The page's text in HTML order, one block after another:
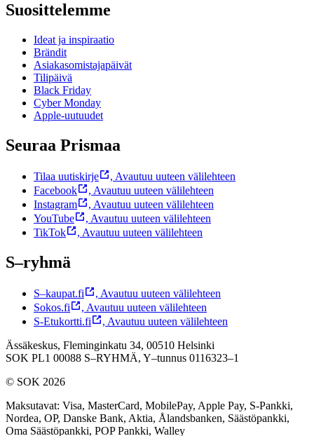
Suosittelemme
Ideat ja inspiraatio
Brändit
Asiakasomistajapäivät
Tilipäivä
Black Friday
Cyber Monday
Apple-uutuudet
Seuraa Prismaa
Tilaa uutiskirje , Avautuu uuteen välilehteen
Facebook
, Avautuu uuteen välilehteen
Instagram
, Avautuu uuteen välilehteen
YouTube
, Avautuu uuteen välilehteen
TikTok
, Avautuu uuteen välilehteen
S–ryhmä
S–kaupat.fi , Avautuu uuteen välilehteen
Sokos.fi
, Avautuu uuteen välilehteen
S-Etukortti.fi
, Avautuu uuteen välilehteen
Ässäkeskus, Fleminginkatu 34, 00510 Helsinki
SOK PL1 00088 S–RYHMÄ, Y–tunnus 0116323–1
© SOK 2026
Maksutavat: Visa, MasterCard, MobilePay, Apple Pay, S-Pankki,
Nordea, OP, Danske Bank, Aktia, Ålandsbanken, Säästöpankki,
Oma Säästöpankki, POP Pankki, Walley